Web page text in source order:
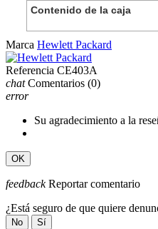
Contenido de la caja
Marca Hewlett Packard
Referencia CE403A
chat Comentarios (0)
error
Su agradecimiento a la
OK
feedback Reportar comentario
¿Está seguro de que quiere
No Sí